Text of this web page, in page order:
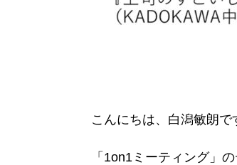
こんにちは、白潟敏朗で
「1on1ミーティング」